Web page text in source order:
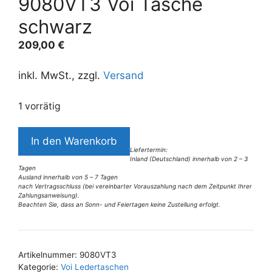
schwarz
209,00 €
inkl. MwSt., zzgl. Versand
1 vorrätig
9080VT3
Tasche
schwarz
Menge
In den Warenkorb
Liefertermin:
Inland (Deutschland) innerhalb von 2 – 3
Tagen
Ausland innerhalb von 5 – 7 Tagen
nach Vertragsschluss (bei vereinbarter Vorauszahlung nach dem Zeitpunkt Ihrer
Zahlungsanweisung).
Beachten Sie, dass an Sonn- und Feiertagen keine Zustellung erfolgt.
l
e
Artikelnummer: 9080VT3
Kategorie: Voi Ledertaschen